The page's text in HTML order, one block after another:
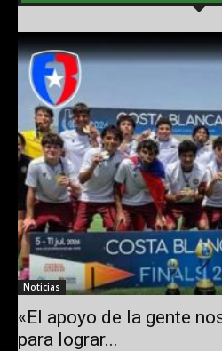
Noticias
«El apoyo de la gente
para lograr...